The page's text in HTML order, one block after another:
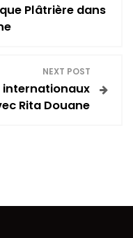
Plâtrière dans
NEXT POST
internationaux
Rita Douane